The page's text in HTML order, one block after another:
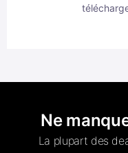
Ne
La plupart des